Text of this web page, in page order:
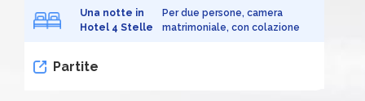
Una notte in
Hotel 4 Stelle
Per due persone, camera
matrimoniale, con colazione
Partite